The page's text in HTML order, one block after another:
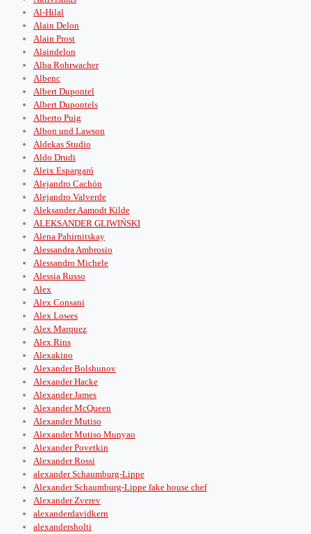
Al-Hilal
Alain Delon
Alain Prost
Alaindelon
Alba Rohrwacher
Albenc
Albert Dupontel
Albert Dupontels
Alberto Puig
Albon und Lawson
Aldekas Studio
Aldo Drudi
Aleix Espargaró
Alejandro Cachón
Alejandro Valverde
Aleksander Aamodt Kilde
ALEKSANDER GLIWIŃSKI
Alena Pahirnitskay
Alessandra Ambrosio
Alessandro Michele
Alessia Russo
Alex
Alex Consani
Alex Lowes
Alex Marquez
Alex Rins
Alexakino
Alexander Bolshunov
Alexander Hacke
Alexander James
Alexander McQueen
Alexander Mutiso
Alexander Mutiso Munyao
Alexander Povetkin
Alexander Rossi
alexander Schaumburg-Lippe
Alexander Schaumburg-Lippe fake house chef
Alexander Zverev
alexanderdavidkern
alexandersholti